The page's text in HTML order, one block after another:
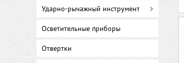
Ударно-рычажный инструмент
Осветительные приборы
Отвертки